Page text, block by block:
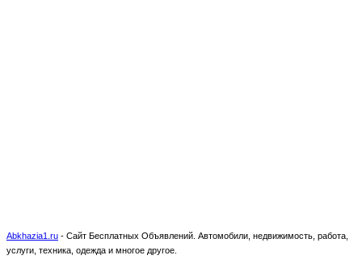
Abkhazia1.ru - Сайт Бесплатных Объявлений. Автомобили, недвижимость, работа,
услуги, техника, одежда и многое другое.